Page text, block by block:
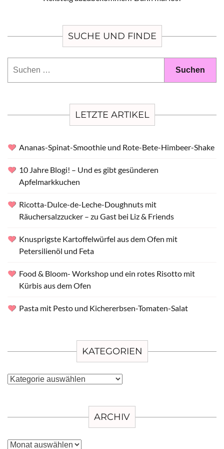
SUCHE UND FINDE
LETZTE ARTIKEL
Ananas-Spinat-Smoothie und Rote-Bete-Himbeer-Shake
10 Jahre Blogi! – Und es gibt gesünderen
Apfelmarkkuchen
Ricotta-Dulce-de-Leche-Doughnuts mit
Räuchersalzzucker – zu Gast bei Liz & Friends
Knusprigste Kartoffelwürfel aus dem Ofen mit
Petersilienöl und Feta
Food & Bloom- Workshop und ein rotes Risotto mit
Kürbis aus dem Ofen
Pasta mit Pesto und Kichererbsen-Tomaten-Salat
KATEGORIEN
Kategorien
ARCHIV
Archiv